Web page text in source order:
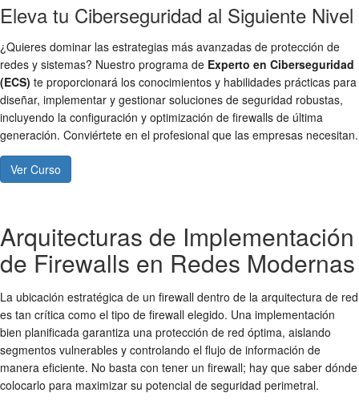
Eleva tu Ciberseguridad al Siguiente Nivel
¿Quieres dominar las estrategias más avanzadas de protección de
redes y sistemas? Nuestro programa de Experto en Ciberseguridad
(ECS) te proporcionará los conocimientos y habilidades prácticas para
diseñar, implementar y gestionar soluciones de seguridad robustas,
incluyendo la configuración y optimización de firewalls de última
generación. Conviértete en el profesional que las empresas necesitan.
Ver Curso
Arquitecturas de Implementación
de Firewalls en Redes Modernas
La ubicación estratégica de un firewall dentro de la arquitectura de red
es tan crítica como el tipo de firewall elegido. Una implementación
bien planificada garantiza una protección de red óptima, aislando
segmentos vulnerables y controlando el flujo de información de
manera eficiente. No basta con tener un firewall; hay que saber dónde
colocarlo para maximizar su potencial de seguridad perimetral.